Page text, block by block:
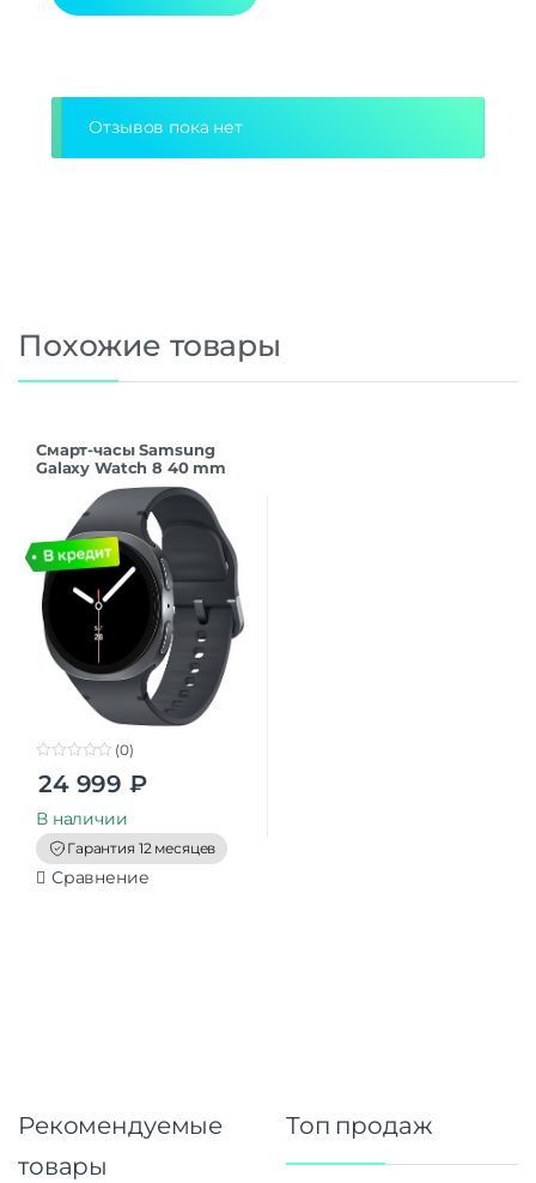
Отзывов пока нет
Похожие товары
Смарт-часы Samsung
Galaxy Watch 8 40 mm
SM-L320 Graphite
o
t
o
f
5
(0)
24 999 ₽
В наличии
Гарантия 12 месяцев
Сравнение
Рекомендуемые
товары
Топ продаж